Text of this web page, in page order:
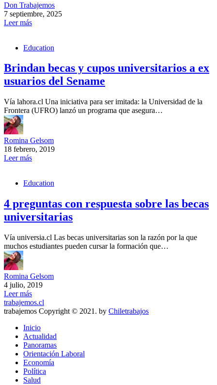
Don Trabajemos
7 septiembre, 2025
Leer más
Education
Brindan becas y cupos universitarios a ex
usuarios del Sename
Vía lahora.cl Una iniciativa para ser imitada: la Universidad de la
Frontera (UFRO) lanzó un programa que asegura…
Romina Gelsom
18 febrero, 2019
Leer más
Education
4 preguntas con respuesta sobre las becas
universitarias
Vía universia.cl Las becas universitarias son la razón por la que
muchos estudiantes pueden cursar la formación que…
Romina Gelsom
4 julio, 2019
Leer más
trabajemos.cl
trabajemos Copyright © 2021. by Chiletrabajos
Inicio
Actualidad
Panoramas
Orientación Laboral
Economía
Política
Salud